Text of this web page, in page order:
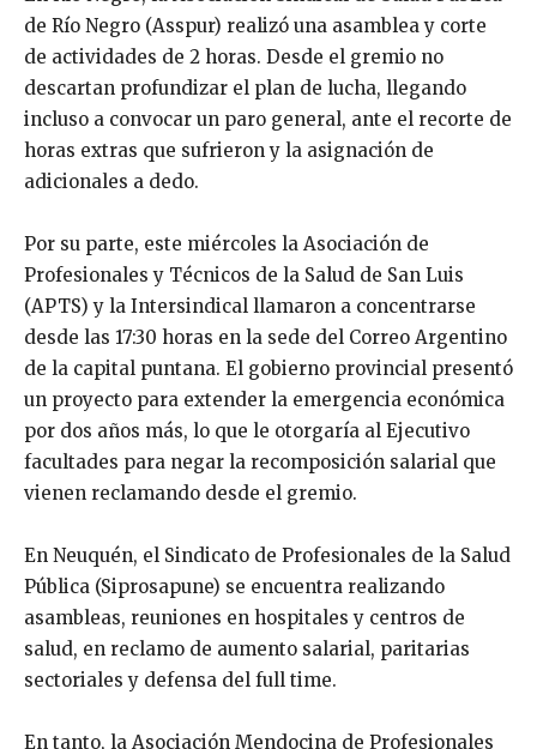
de Río Negro (Asspur) realizó una asamblea y corte
de actividades de 2 horas. Desde el gremio no
descartan profundizar el plan de lucha, llegando
incluso a convocar un paro general, ante el recorte de
horas extras que sufrieron y la asignación de
adicionales a dedo.
Por su parte, este miércoles la Asociación de
Profesionales y Técnicos de la Salud de San Luis
(APTS) y la Intersindical llamaron a concentrarse
desde las 17:30 horas en la sede del Correo Argentino
de la capital puntana. El gobierno provincial presentó
un proyecto para extender la emergencia económica
por dos años más, lo que le otorgaría al Ejecutivo
facultades para negar la recomposición salarial que
vienen reclamando desde el gremio.
En Neuquén, el Sindicato de Profesionales de la Salud
Pública (Siprosapune) se encuentra realizando
asambleas, reuniones en hospitales y centros de
salud, en reclamo de aumento salarial, paritarias
sectoriales y defensa del full time.
En tanto, la Asociación Mendocina de Profesionales